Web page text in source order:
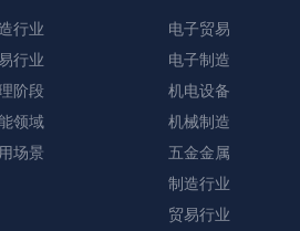
行业
行业
阶段
领域
场景
电子贸易
电子制造
机电设备
机械制造
五金金属
制造行业
贸易行业